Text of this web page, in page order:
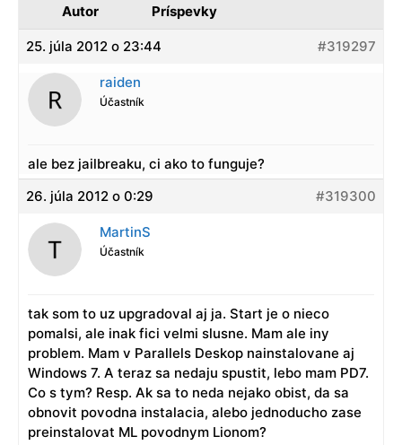
Autor Príspevky
25. júla 2012 o 23:44 #319297
raiden
Účastník
ale bez jailbreaku, ci ako to funguje?
26. júla 2012 o 0:29
#319300
MartinS
Účastník
tak som to uz upgradoval aj ja. Start je o nieco
pomalsi, ale inak fici velmi slusne. Mam ale iny
problem. Mam v Parallels Deskop nainstalovane aj
Windows 7. A teraz sa nedaju spustit, lebo mam PD7.
Co s tym? Resp. Ak sa to neda nejako obist, da sa
obnovit povodna instalacia, alebo jednoducho zase
preinstalovat ML povodnym Lionom?